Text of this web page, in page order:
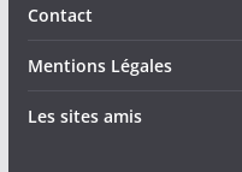
Contact
Mentions Légales
Les sites amis